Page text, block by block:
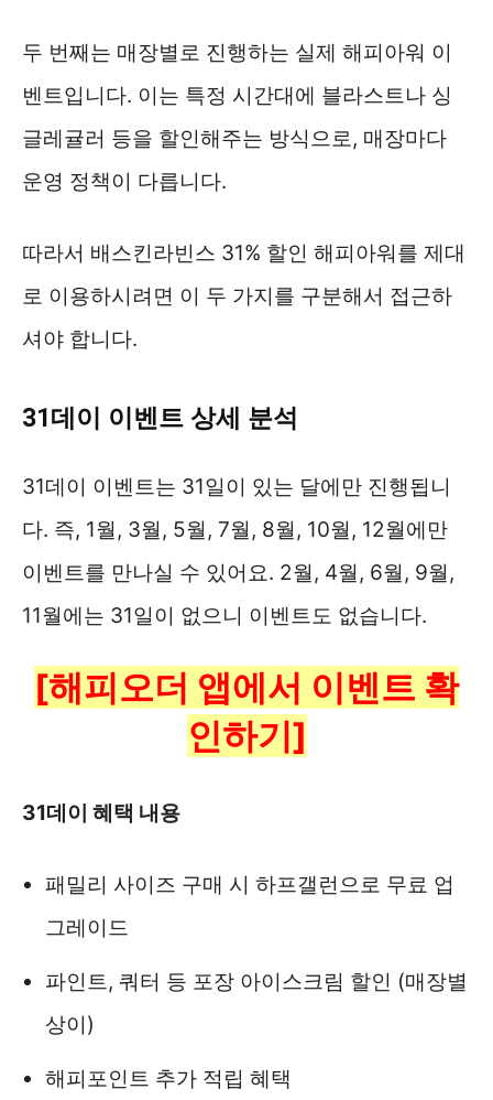
두 번째는 매장별로 진행하는 실제 해피아워 이
벤트입니다. 이는 특정 시간대에 블라스트나 싱
글레귤러 등을 할인해주는 방식으로, 매장마다
운영 정책이 다릅니다.
따라서 배스킨라빈스 31% 할인 해피아워를 제대
로 이용하시려면 이 두 가지를 구분해서 접근하
셔야 합니다.
31데이 이벤트 상세 분석
31데이 이벤트는 31일이 있는 달에만 진행됩니
다. 즉, 1월, 3월, 5월, 7월, 8월, 10월, 12월에만
이벤트를 만나실 수 있어요. 2월, 4월, 6월, 9월,
11월에는 31일이 없으니 이벤트도 없습니다.
[해피오더 앱에서 이벤트 확
인하기]
31데이 혜택 내용
패밀리 사이즈 구매 시 하프갤런으로 무료 업
그레이드
파인트, 쿼터 등 포장 아이스크림 할인 (매장별
상이)
해피포인트 추가 적립 혜택